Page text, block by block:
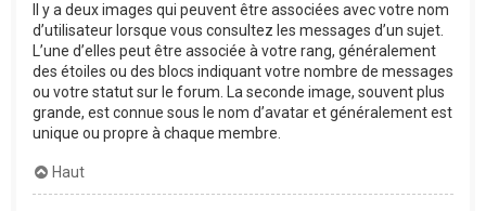
Il y a deux images qui peuvent être associées avec votre nom
d’utilisateur lorsque vous consultez les messages d’un sujet.
L’une d’elles peut être associée à votre rang, généralement
des étoiles ou des blocs indiquant votre nombre de messages
ou votre statut sur le forum. La seconde image, souvent plus
grande, est connue sous le nom d’avatar et généralement est
unique ou propre à chaque membre.
Haut